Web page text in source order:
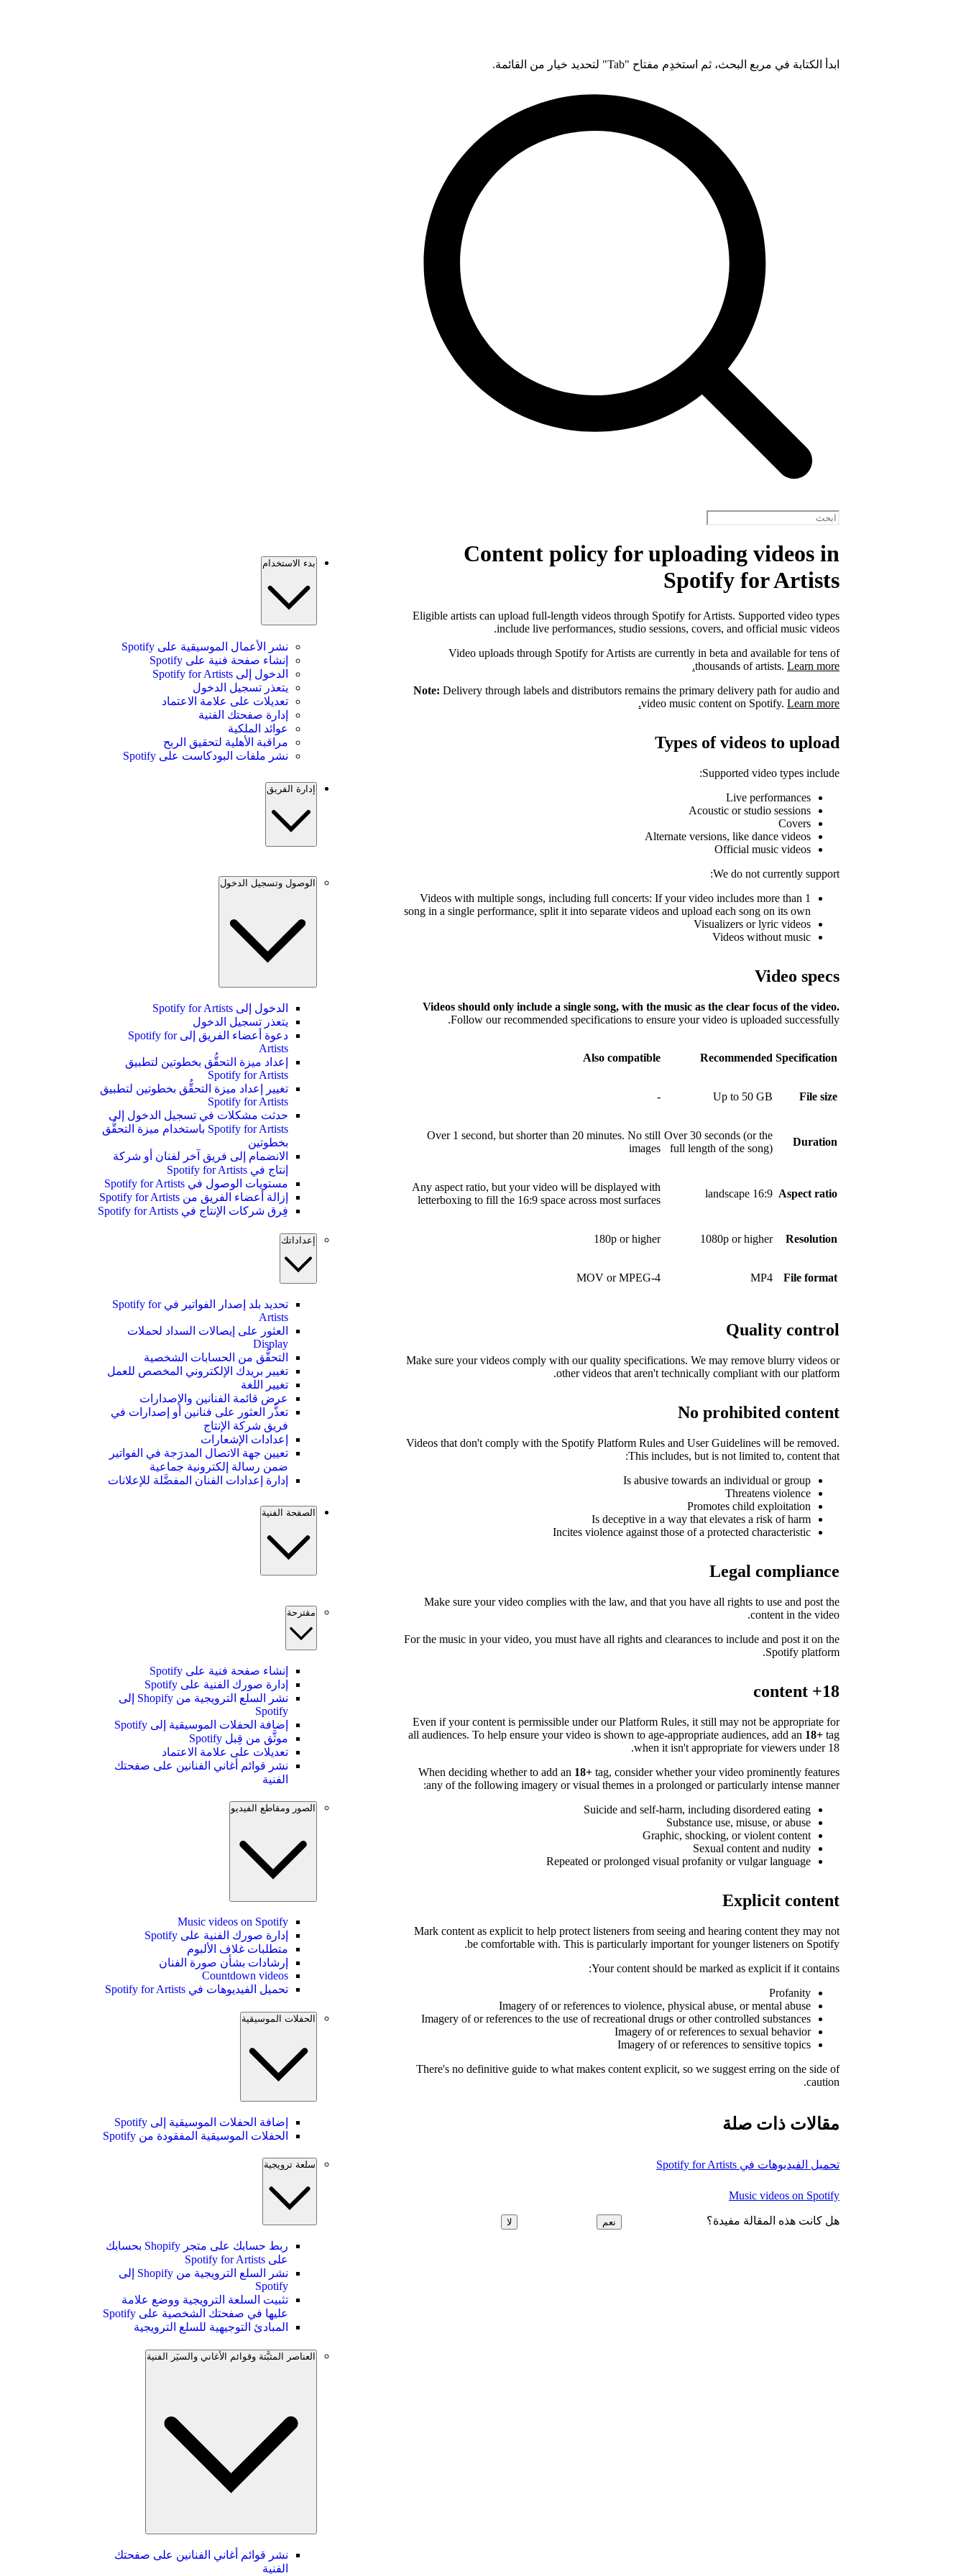
ابدأ الكتابة في مربع البحث، ثم استخدِم مفتاح "Tab" لتحديد خيار من القائمة.
Content policy for uploading videos in
Spotify for Artists
Eligible artists can upload full-length videos through Spotify for Artists. Supported video types
include live performances, studio sessions, covers, and official music videos.
Video uploads through Spotify for Artists are currently in beta and available for tens of
thousands of artists. Learn more.
Note: Delivery through labels and distributors remains the primary delivery path for audio and
video music content on Spotify. Learn more.
Types of videos to upload
Supported video types include:
Live performances
Acoustic or studio sessions
Covers
Alternate versions, like dance videos
Official music videos
We do not currently support:
Videos with multiple songs, including full concerts: If your video includes more than 1
song in a single performance, split it into separate videos and upload each song on its own
Visualizers or lyric videos
Videos without music
Video specs
Videos should only include a single song, with the music as the clear focus of the video.
Follow our recommended specifications to ensure your video is uploaded successfully.
Specification
Recommended
Also compatible
File size
Up to 50 GB
-
Duration
Over 30 seconds (or the
full length of the song)
Over 1 second, but shorter than 20 minutes. No still
images
Aspect ratio
16:9 landscape
Any aspect ratio, but your video will be displayed with
letterboxing to fill the 16:9 space across most surfaces
Resolution
1080p or higher
180p or higher
File format
MP4
MOV or MPEG-4
Quality control
Make sure your videos comply with our quality specifications. We may remove blurry videos or
other videos that aren't technically compliant with our platform.
No prohibited content
Videos that don't comply with the Spotify Platform Rules and User Guidelines will be removed.
This includes, but is not limited to, content that:
Is abusive towards an individual or group
Threatens violence
Promotes child exploitation
Is deceptive in a way that elevates a risk of harm
Incites violence against those of a protected characteristic
Legal compliance
Make sure your video complies with the law, and that you have all rights to use and post the
content in the video.
For the music in your video, you must have all rights and clearances to include and post it on the
Spotify platform.
18+ content
Even if your content is permissible under our Platform Rules, it still may not be appropriate for
all audiences. To help ensure your video is shown to age-appropriate audiences, add an 18+ tag
when it isn't appropriate for viewers under 18.
When deciding whether to add an 18+ tag, consider whether your video prominently features
any of the following imagery or visual themes in a prolonged or particularly intense manner:
Suicide and self-harm, including disordered eating
Substance use, misuse, or abuse
Graphic, shocking, or violent content
Sexual content and nudity
Repeated or prolonged visual profanity or vulgar language
Explicit content
Mark content as explicit to help protect listeners from seeing and hearing content they may not
be comfortable with. This is particularly important for younger listeners on Spotify.
Your content should be marked as explicit if it contains:
Profanity
Imagery of or references to violence, physical abuse, or mental abuse
Imagery of or references to the use of recreational drugs or other controlled substances
Imagery of or references to sexual behavior
Imagery of or references to sensitive topics
There's no definitive guide to what makes content explicit, so we suggest erring on the side of
caution.
مقالات ذات صلة
تحميل الفيديوهات في Spotify for Artists
Music videos on Spotify
هل كانت هذه المقالة مفيدة؟ نعم لا
بدء الاستخدام
نشر الأعمال الموسيقية على Spotify
إنشاء صفحة فنية على Spotify
الدخول إلى Spotify for Artists
يتعذر تسجيل الدخول
تعديلات على علامة الاعتماد
إدارة صفحتك الفنية
عوائد الملكية
مراقبة الأهلية لتحقيق الربح
نشر ملفات البودكاست على Spotify
إدارة الفريق
الوصول وتسجيل الدخول
الدخول إلى Spotify for Artists
يتعذر تسجيل الدخول
دعوة أعضاء الفريق إلى Spotify for
Artists
إعداد ميزة التحقُّق بخطوتين لتطبيق
Spotify for Artists
تغيير إعداد ميزة التحقُّق بخطوتين لتطبيق
Spotify for Artists
حدثت مشكلات في تسجيل الدخول إلى
Spotify for Artists باستخدام ميزة التحقُّق
بخطوتين
الانضمام إلى فريق آخر لفنان أو شركة
إنتاج في Spotify for Artists
مستويات الوصول في Spotify for Artists
إزالة أعضاء الفريق من Spotify for Artists
فِرق شركات الإنتاج في Spotify for Artists
إعداداتك
تحديد بلد إصدار الفواتير في Spotify for
Artists
العثور على إيصالات السداد لحملات
Display
التحقُّق من الحسابات الشخصية
تغيير بريدك الإلكتروني المخصص للعمل
تغيير اللغة
عرض قائمة الفنانين والإصدارات
تعذُّر العثور على فنانين أو إصدارات في
فريق شركة الإنتاج
إعدادات الإشعارات
تعيين جهة الاتصال المدرَجة في الفواتير
ضمن رسالة إلكترونية جماعية
إدارة إعدادات الفنان المفضَّلة للإعلانات
الصفحة الفنية
مقترحة
إنشاء صفحة فنية على Spotify
إدارة صورك الفنية على Spotify
نشر السلع الترويجية من Shopify إلى
Spotify
إضافة الحفلات الموسيقية إلى Spotify
موثَّق من قِبل Spotify
تعديلات على علامة الاعتماد
نشر قوائم أغاني الفنانين على صفحتك
الفنية
الصور ومقاطع الفيديو
Music videos on Spotify
إدارة صورك الفنية على Spotify
متطلبات غلاف الألبوم
إرشادات بشأن صورة الفنان
Countdown videos
تحميل الفيديوهات في Spotify for Artists
الحفلات الموسيقية
إضافة الحفلات الموسيقية إلى Spotify
الحفلات الموسيقية المفقودة من Spotify
سلعة ترويجية
ربط حسابك على متجر Shopify بحسابك
على Spotify for Artists
نشر السلع الترويجية من Shopify إلى
Spotify
تثبيت السلعة الترويجية ووضع علامة
عليها في صفحتك الشخصية على Spotify
المبادئ التوجيهية للسلع الترويجية
العناصر المثبَّتة وقوائم الأغاني والسيَر الفنية
نشر قوائم أغاني الفنانين على صفحتك
الفنية